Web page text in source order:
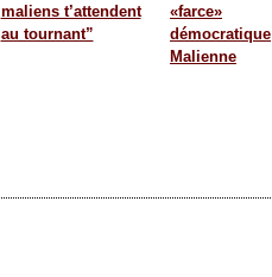
maliens t’attendent
au tournant”
«farce»
démocratique
Malienne